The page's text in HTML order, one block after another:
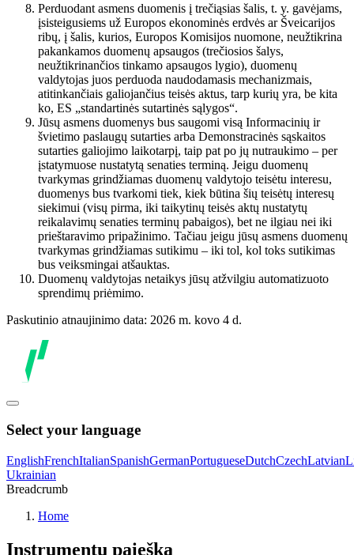
Perduodant asmens duomenis į trečiąsias šalis, t. y. gavėjams,
įsisteigusiems už Europos ekonominės erdvės ar Šveicarijos
ribų, į šalis, kurios, Europos Komisijos nuomone, neužtikrina
pakankamos duomenų apsaugos (trečiosios šalys,
neužtikrinančios tinkamo apsaugos lygio), duomenų
valdytojas juos perduoda naudodamasis mechanizmais,
atitinkančiais galiojančius teisės aktus, tarp kurių yra, be kita
ko, ES „standartinės sutartinės sąlygos“.
Jūsų asmens duomenys bus saugomi visą Informacinių ir
švietimo paslaugų sutarties arba Demonstracinės sąskaitos
sutarties galiojimo laikotarpį, taip pat po jų nutraukimo – per
įstatymuose nustatytą senaties terminą. Jeigu duomenų
tvarkymas grindžiamas duomenų valdytojo teisėtu interesu,
duomenys bus tvarkomi tiek, kiek būtina šių teisėtų interesų
siekimui (visų pirma, iki taikytinų teisės aktų nustatytų
reikalavimų senaties terminų pabaigos), bet ne ilgiau nei iki
prieštaravimo pripažinimo. Tačiau jeigu jūsų asmens duomenų
tvarkymas grindžiamas sutikimu – iki tol, kol toks sutikimas
bus veiksmingai atšauktas.
Duomenų valdytojas netaikys jūsų atžvilgiu automatizuoto
sprendimų priėmimo.
Paskutinio atnaujinimo data: 2026 m. kovo 4 d.
Select your language
EnglishFrenchItalianSpanishGermanPortugueseDutchCzechLatvian
Ukrainian
Breadcrumb
Home
Instrumentų paieška